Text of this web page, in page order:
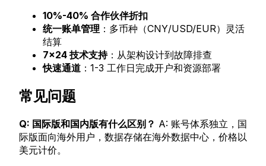
10%-40% 合作伙伴折扣
统一账单管理 ：多币种（CNY/USD/EUR）灵活
结算
7×24 技术支持：从架构设计到故障排查
快速通道 ：1-3 工作日完成开户和资源部署
常见问题
Q: 国际版和国内版有什么区别？ A: 账号体系独立，国
际版面向海外用户，数据存储在海外数据中心，价格以
美元计价。